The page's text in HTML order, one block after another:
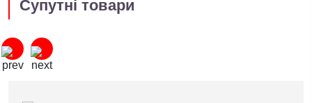
Супутні товари